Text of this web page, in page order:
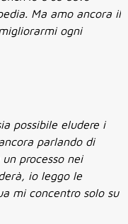
Ma amo ancora il
ogni
possibile eludere i
parlando di
processo nei
io leggo le
mi concentro solo su